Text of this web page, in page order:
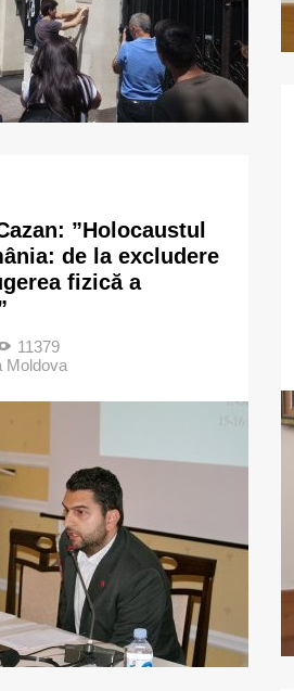
”Holocaustul
de la excludere
fizică a
11379
Moldova